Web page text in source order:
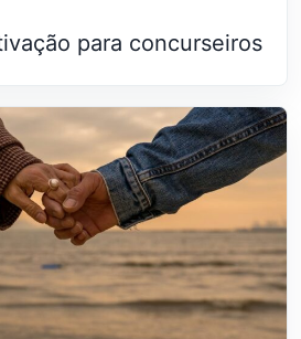
para concurseiros